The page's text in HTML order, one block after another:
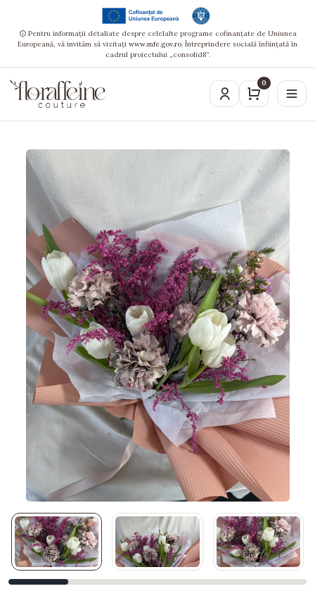
Pentru informații detaliate despre celelalte programe cofinanțate de Uniunea
Europeană, vă invităm să vizitați www.mfe.gov.ro. Întreprindere socială înființată în
cadrul proiectului „consolid8”.
0